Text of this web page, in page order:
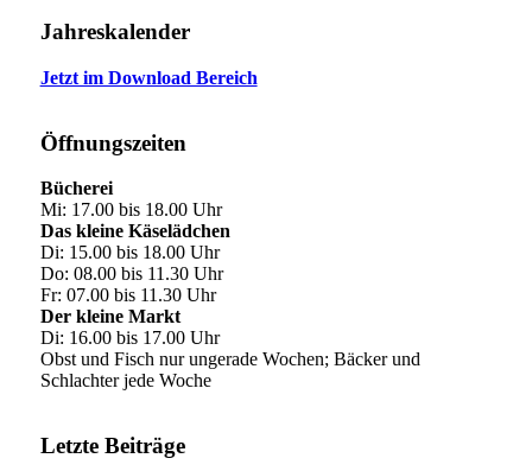
Jahreskalender
Jetzt im Download Bereich
Öffnungszeiten
Bücherei
Mi: 17.00 bis 18.00 Uhr
Das kleine Käselädchen
Di: 15.00 bis 18.00 Uhr
Do: 08.00 bis 11.30 Uhr
Fr: 07.00 bis 11.30 Uhr
Der kleine Markt
Di: 16.00 bis 17.00 Uhr
Obst und Fisch nur ungerade Wochen; Bäcker und
Schlachter jede Woche
Letzte Beiträge